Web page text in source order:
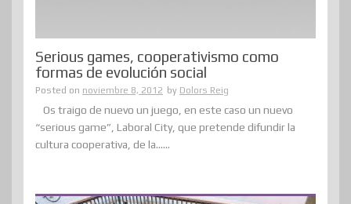
Serious games, cooperativismo como
formas de evolución social
Posted on noviembre 8, 2012 by Dolors Reig
Os traigo de nuevo un juego, en este caso un nuevo
“serious game”, Laboral City, que pretende difundir la
cultura cooperativa, de la......